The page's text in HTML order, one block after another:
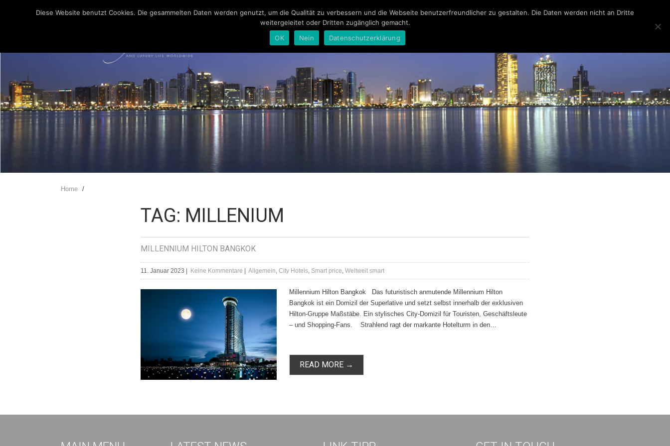
LUXURY
Home /
TAG: MILLENIUM
MILLENNIUM HILTON BANGKOK
11. Januar 2023 Keine Kommentare Allgemein, City Hotels, Smart price, Weltweit smart
Millennium Hilton Bangkok Das futuristisch anmutende Millennium Hilton
Bangkok ist ein Domizil der Superlative und setzt selbst innerhalb der exklusiven
Hilton-Gruppe Maßstäbe. Ein stylisches City-Domizil für Touristen, Geschäftsleute
– und Shopping-Fans. Strahlend ragt der markante Hotelturm in den…
READ MORE →
Diese Website benutzt Cookies. Die gesammelten Daten werden genutzt, um die Qualität zu verbessern und die Webseite benutzerfreundlicher zu gestalten. Die Daten werden nicht an Dritte
weitergeleitet oder Dritten zugänglich gemacht.
OK
Nein Datenschutzerklärung